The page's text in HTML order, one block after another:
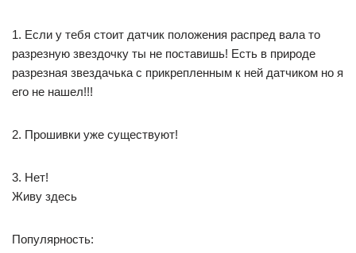
1. Если у тебя стоит датчик положения распред вала то
разрезную звездочку ты не поставишь! Есть в природе
разрезная звездачька с прикрепленным к ней датчиком но я
его не нашел!!!
2. Прошивки уже существуют!
3. Нет!
Живу здесь
Популярность: